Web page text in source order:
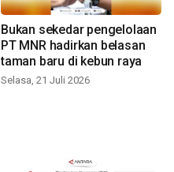
Bukan sekedar pengelolaan
PT MNR hadirkan belasan
taman baru di kebun raya
Selasa, 21 Juli 2026